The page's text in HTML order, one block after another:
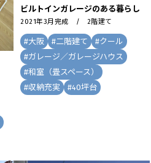
ビルトインガレージのある暮らし
2021年3月完成 / 2階建て
#大阪 #二階建て #クール
#ガレージ／ガレージハウス
#和室（畳スペース）
#収納充実 #40坪台